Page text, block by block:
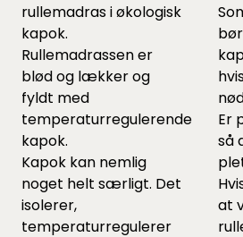
rullemadras i økologisk
kapok.
Rullemadrassen er
blød og lækker og
fyldt med
temperaturregulerende
kapok.
Kapok kan nemlig
noget helt særligt. Det
isolerer,
temperaturregulerer
Er
så
at